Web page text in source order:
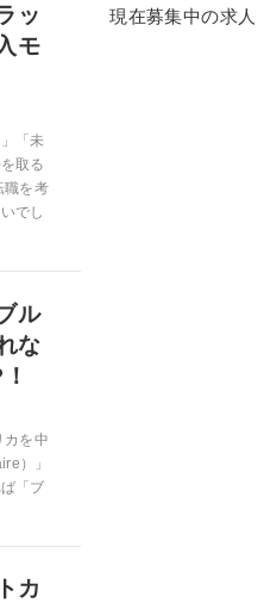
ッ
モ
「未
取る
職を考
でし
ル
な
カを中
）」
「ブ
カ
現在募集中の求人